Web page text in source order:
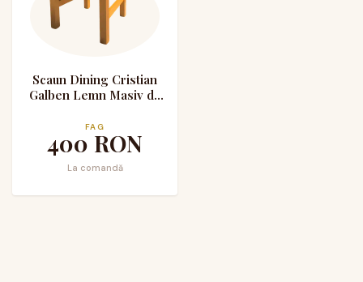
Scaun Dining Cristian
Galben Lemn Masiv de
FAG
400 RON
La comandă